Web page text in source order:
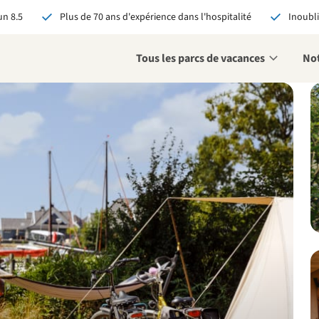
8.5 Plus de 70 ans d'expérience dans l'hospitalité
Tous les parcs de vacances
via RCN, vous
du meilleur prix
avantages exclusifs
contact personnalisé
tous les avantages